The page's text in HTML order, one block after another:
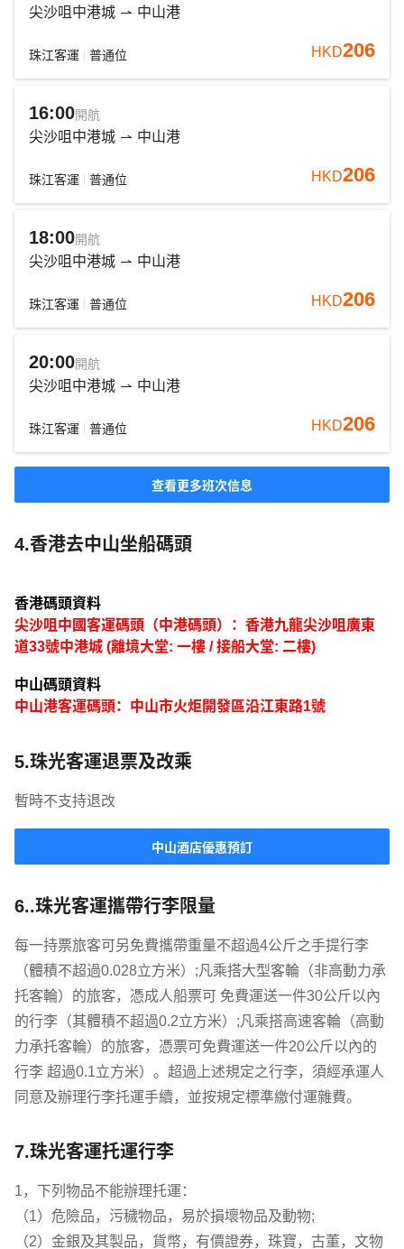
尖沙咀中港城 中山港
珠江客運 普通位 HKD206
16:00開航
尖沙咀中港城 中山港
珠江客運 普通位 HKD206
18:00開航
尖沙咀中港城 中山港
珠江客運 普通位 HKD206
20:00開航
尖沙咀中港城 中山港
珠江客運 普通位 HKD206
查看更多班次信息
4.香港去中山坐船碼頭
香港碼頭資料
尖沙咀中國客運碼頭（中港碼頭）：香港九龍尖沙咀廣東
道33號中港城 (離境大堂: 一樓 / 接船大堂: 二樓)
中山碼頭資料
中山港客運碼頭：中山市火炬開發區沿江東路1號
5.珠光客運退票及改乘
暫時不支持退改
中山酒店優惠預訂
6..珠光客運攜帶行李限量
每一持票旅客可另免費攜帶重量不超過4公斤之手提行李
（體積不超過0.028立方米）;凡乘搭大型客輪（非高動力承
托客輪）的旅客，憑成人船票可 免費運送一件30公斤以內
的行李（其體積不超過0.2立方米）;凡乘搭高速客輪（高動
力承托客輪）的旅客，憑票可免費運送一件20公斤以內的
行李 超過0.1立方米）。超過上述規定之行李，須經承運人
同意及辦理行李托運手續，並按規定標準繳付運雜費。
7.珠光客運托運行李
1，下列物品不能辦理托運：
（1）危險品，污穢物品，易於損壞物品及動物;
（2）金銀及其製品，貨幣，有價證券，珠寶，古董，文物